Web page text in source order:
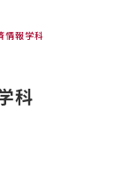
情報学科
科